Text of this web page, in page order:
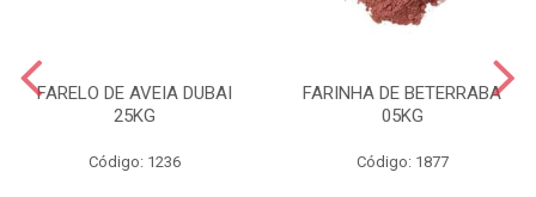
FARELO DE AVEIA DUBAI
25KG
Código: 1236
FARINHA DE BETERRABA
05KG
Código: 1877